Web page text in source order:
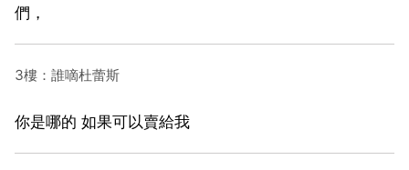
們，
3樓：誰嘀杜蕾斯
你是哪的 如果可以賣給我